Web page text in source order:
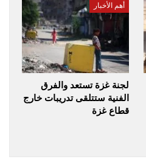
أهم الأخبار
لجنة غزة تستعد والفرق
الفنية ستتلقى تدريبات خارج
قطاع غزة